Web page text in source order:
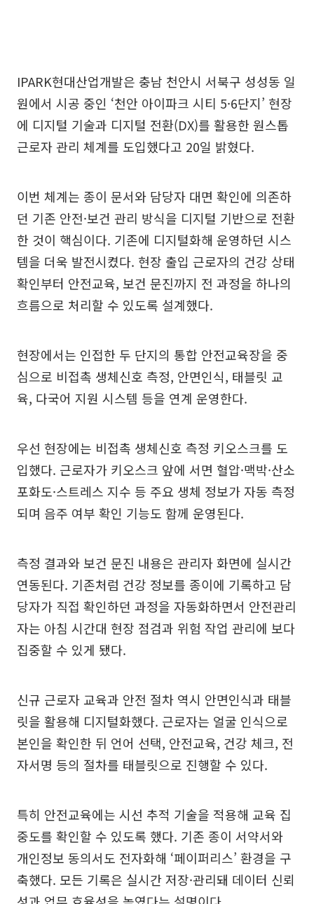
IPARK현대산업개발은 충남 천안시 서북구 성성동 일
원에서 시공 중인 ‘천안 아이파크 시티 5·6단지’ 현장
에 디지털 기술과 디지털 전환(DX)를 활용한 원스톱
근로자 관리 체계를 도입했다고 20일 밝혔다.
이번 체계는 종이 문서와 담당자 대면 확인에 의존하
던 기존 안전·보건 관리 방식을 디지털 기반으로 전환
한 것이 핵심이다. 기존에 디지털화해 운영하던 시스
템을 더욱 발전시켰다. 현장 출입 근로자의 건강 상태
확인부터 안전교육, 보건 문진까지 전 과정을 하나의
흐름으로 처리할 수 있도록 설계했다.
현장에서는 인접한 두 단지의 통합 안전교육장을 중
심으로 비접촉 생체신호 측정, 안면인식, 태블릿 교
육, 다국어 지원 시스템 등을 연계 운영한다.
우선 현장에는 비접촉 생체신호 측정 키오스크를 도
입했다. 근로자가 키오스크 앞에 서면 혈압·맥박·산소
포화도·스트레스 지수 등 주요 생체 정보가 자동 측정
되며 음주 여부 확인 기능도 함께 운영된다.
측정 결과와 보건 문진 내용은 관리자 화면에 실시간
연동된다. 기존처럼 건강 정보를 종이에 기록하고 담
당자가 직접 확인하던 과정을 자동화하면서 안전관리
자는 아침 시간대 현장 점검과 위험 작업 관리에 보다
집중할 수 있게 됐다.
신규 근로자 교육과 안전 절차 역시 안면인식과 태블
릿을 활용해 디지털화했다. 근로자는 얼굴 인식으로
본인을 확인한 뒤 언어 선택, 안전교육, 건강 체크, 전
자서명 등의 절차를 태블릿으로 진행할 수 있다.
특히 안전교육에는 시선 추적 기술을 적용해 교육 집
중도를 확인할 수 있도록 했다. 기존 종이 서약서와
개인정보 동의서도 전자화해 ‘페이퍼리스’ 환경을 구
축했다. 모든 기록은 실시간 저장·관리돼 데이터 신뢰